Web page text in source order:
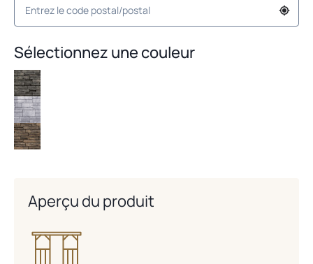
Sélectionnez une couleur
Aperçu du produit